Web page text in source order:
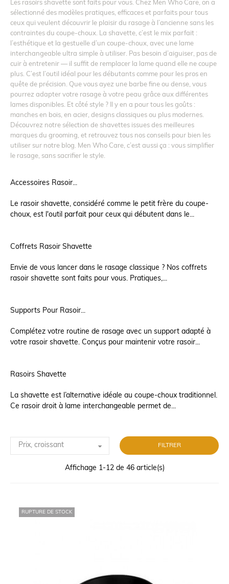
Les rasoirs shavette sont faits pour vous. Chez Men Who Care, on a
sélectionné des modèles pratiques, efficaces et parfaits pour tous
ceux qui veulent découvrir le plaisir du rasage à l’ancienne sans les
contraintes du coupe-choux. La shavette, c’est le mix parfait :
l’esthétique et la gestuelle d’un coupe-choux, avec une lame
interchangeable ultra simple à utiliser. Pas besoin d’aiguiser, pas de
cuir à entretenir — il suffit de remplacer la lame quand elle ne coupe
plus. C’est l’outil idéal pour les débutants comme pour les pros en
quête de précision. Que vous ayez une barbe fine ou dense, vous
pourrez adapter votre rasage à votre peau grâce aux différentes
lames disponibles. Et côté style ? Il y en a pour tous les goûts :
manches en bois, en acier, designs classiques ou plus modernes.
Découvrez notre sélection de shavettes issues des meilleures
marques du grooming, et retrouvez tous nos conseils pour bien les
utiliser sur notre blog. Men Who Care, c’est aussi ça : vous simplifier
le rasage, sans sacrifier le style.
Accessoires Rasoir...
Le rasoir shavette, considéré comme le petit frère du coupe-
choux, est l'outil parfait pour ceux qui débutent dans le...
Coffrets Rasoir Shavette
Envie de vous lancer dans le rasage classique ? Nos coffrets
rasoir shavette sont faits pour vous. Pratiques,...
Supports Pour Rasoir...
Complétez votre routine de rasage avec un support adapté à
votre rasoir shavette. Conçus pour maintenir votre rasoir...
Rasoirs Shavette
La shavette est l’alternative idéale au coupe-choux traditionnel.
Ce rasoir droit à lame interchangeable permet de...
Prix, croissant  FILTRER
Affichage 1-12 de 46 article(s)
RUPTURE DE STOCK